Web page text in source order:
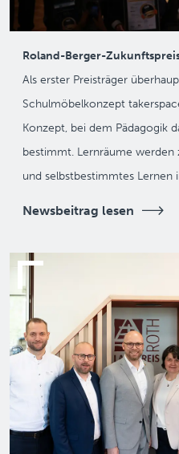
Roland-Berger-
Als erster Preisträger
Schulmöbelkonzept
Konzept, bei dem Pädagogik
bestimmt. Lernräume werden
und selbstbestimmtes Lernen
Newsbeitrag lesen